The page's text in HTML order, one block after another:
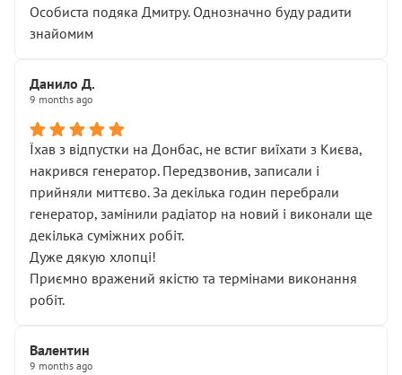
Особиста подяка Дмитру. Однозначно буду радити
знайомим
Данило Д.
9 months ago
Їхав з відпустки на Донбас, не встиг виїхати з Києва,
накрився генератор. Передзвонив, записали і
прийняли миттєво. За декілька годин перебрали
генератор, замінили радіатор на новий і виконали ще
декілька суміжних робіт.
Дуже дякую хлопці!
Приємно вражений якістю та термінами виконання
робіт.
Валентин
9 months ago